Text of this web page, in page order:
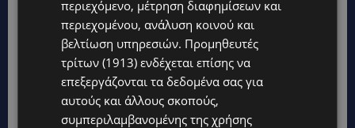
περιεχόμενο, μέτρηση διαφημίσεων και
περιεχομένου, ανάλυση κοινού και
βελτίωση υπηρεσιών. Προμηθευτές
τρίτων (1913) ενδέχεται επίσης να
επεξεργάζονται τα δεδομένα σας για
αυτούς και άλλους σκοπούς,
συμπεριλαμβανομένης της χρήσης